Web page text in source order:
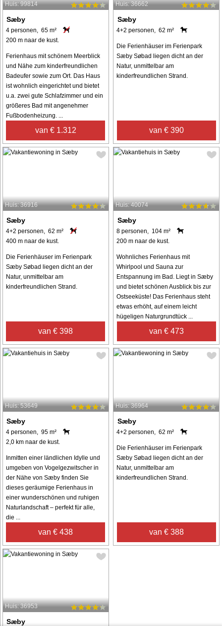
Huis: 99814
Sæby
4 personen, 65 m²
200 m naar de kust.
Ferienhaus mit schönem Meerblick
und Nähe zum kinderfreundlichen
Badeufer sowie zum Ort. Das Haus
ist wohnlich eingerichtet und bietet
u.a. zwei gute Schlafzimmer und ein
größeres Bad mit angenehmer
Fußbodenheizung. ...
van € 1.312
Huis: 36662
Sæby
4+2 personen, 62 m²
Die Ferienhäuser im Ferienpark
Sæby Søbad liegen dicht an der
Natur, unmittelbar am
kinderfreundlichen Strand.
van € 390
Huis: 36916
Sæby
4+2 personen, 62 m²
400 m naar de kust.
Die Ferienhäuser im Ferienpark
Sæby Søbad liegen dicht an der
Natur, unmittelbar am
kinderfreundlichen Strand.
van € 398
Huis: 40074
Sæby
8 personen, 104 m²
200 m naar de kust.
Wohnliches Ferienhaus mit
Whirlpool und Sauna zur
Entspannung im Bad. Liegt in Sæby
und bietet schönen Ausblick bis zur
Ostseeküste! Das Ferienhaus steht
etwas erhöht, auf einem leicht
hügeligen Naturgrundtück ...
van € 473
Huis: 53649
Sæby
4 personen, 95 m²
2,0 km naar de kust.
Inmitten einer ländlichen Idylle und
umgeben von Vogelgezwitscher in
der Nähe von Sæby finden Sie
dieses geräumige Ferienhaus in
einer wunderschönen und ruhigen
Naturlandschaft – perfekt für alle,
die ...
van € 438
Huis: 36964
Sæby
4+2 personen, 62 m²
Die Ferienhäuser im Ferienpark
Sæby Søbad liegen dicht an der
Natur, unmittelbar am
kinderfreundlichen Strand.
van € 388
Huis: 36953
Sæby